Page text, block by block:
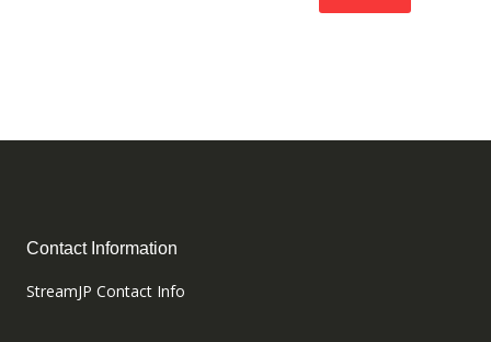
Contact Information
StreamJP Contact Info